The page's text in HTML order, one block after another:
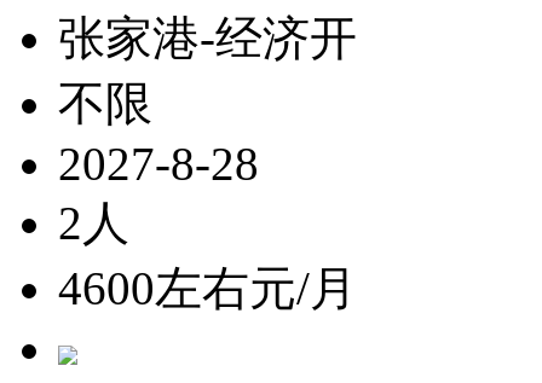
张家港-经济开
不限
2027-8-28
2人
4600左右元/月